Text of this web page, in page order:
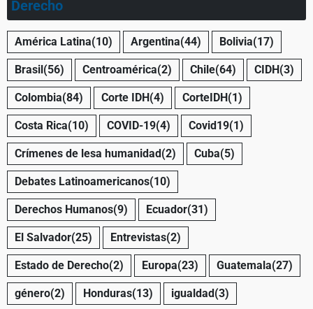
Derecho
América Latina(10) Argentina(44) Bolivia(17)
Brasil (56) Centroamérica(2) Chile(64) CIDH (3)
Colombia(84) Corte IDH (4) CorteIDH (1)
Costa Rica(10) COVID-19(4) Covid19(1)
Crímenes de lesa humanidad (2) Cuba(5)
Debates Latinoamericanos(10)
Derechos Humanos(9) Ecuador(31)
El Salvador(25) Entrevistas(2)
Estado de Derecho(2) Europa(23) Guatemala(27)
género(2) Honduras(13) igualdad (3)